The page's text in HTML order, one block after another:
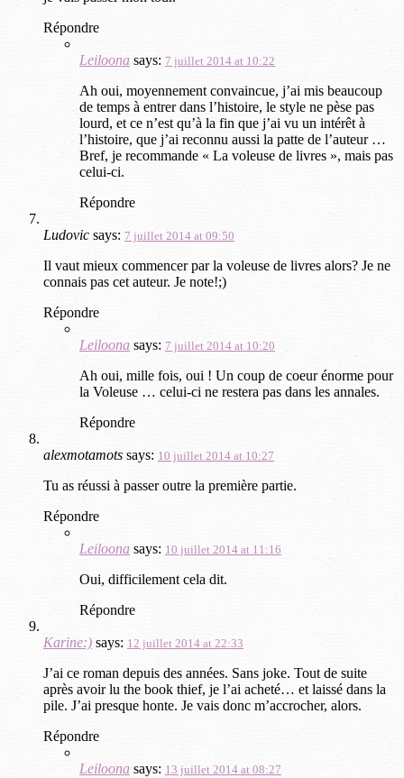
Répondre
Leiloona says: 7 juillet 2014 at 10:22
Ah oui, moyennement convaincue, j’ai mis beaucoup
de temps à entrer dans l’histoire, le style ne pèse pas
lourd, et ce n’est qu’à la fin que j’ai vu un intérêt à
l’histoire, que j’ai reconnu aussi la patte de l’auteur …
Bref, je recommande « La voleuse de livres », mais pas
celui-ci.
Répondre
Ludovic says: 7 juillet 2014 at 09:50
Il vaut mieux commencer par la voleuse de livres alors? Je ne
connais pas cet auteur. Je note!;)
Répondre
Leiloona says: 7 juillet 2014 at 10:20
Ah oui, mille fois, oui ! Un coup de coeur énorme pour
la Voleuse … celui-ci ne restera pas dans les annales.
Répondre
alexmotamots says: 10 juillet 2014 at 10:27
Tu as réussi à passer outre la première partie.
Répondre
Leiloona says: 10 juillet 2014 at 11:16
Oui, difficilement cela dit.
Répondre
Karine:) says: 12 juillet 2014 at 22:33
J’ai ce roman depuis des années. Sans joke. Tout de suite
après avoir lu the book thief, je l’ai acheté… et laissé dans la
pile. J’ai presque honte. Je vais donc m’accrocher, alors.
Répondre
Leiloona says: 13 juillet 2014 at 08:27